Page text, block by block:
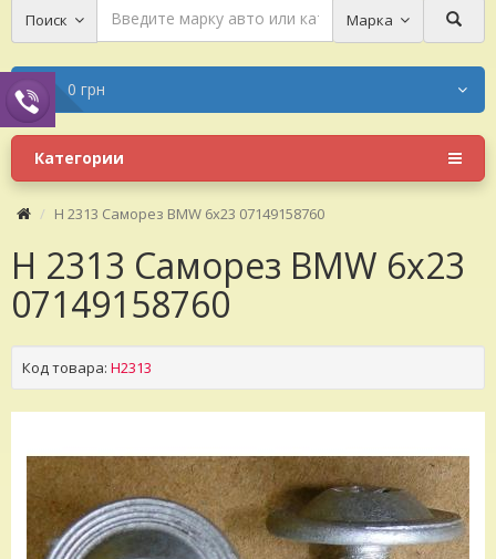
Поиск Марка
0 грн
Категории
H 2313 Саморез BMW 6х23 07149158760
H 2313 Саморез BMW 6х23
07149158760
Код товара: H2313